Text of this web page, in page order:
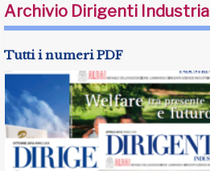
Archivio Dirigenti Industria
Tutti i numeri PDF